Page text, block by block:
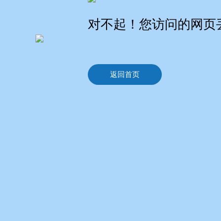
对不起！您访问的网
返回首页